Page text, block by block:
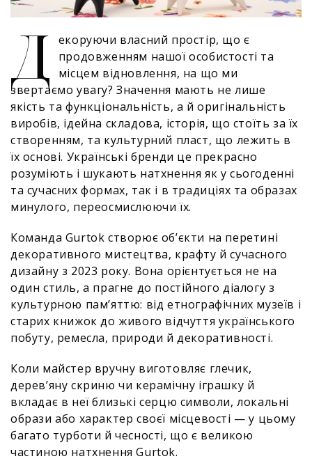
Д екоруючи власний простір, що є
продовженням нашої особистості та
місцем відновлення, на що ми
звертаємо увагу? Значення мають не лише
якість та функціональність, а й оригінальність
виробів, ідейна складова, історія, що стоїть за їх
створенням, та культурний пласт, що лежить в
їх основі. Українські бренди це прекрасно
розуміють і шукають натхнення як у сьогоденні
та сучасних формах, так і в традиціях та образах
минулого, переосмислюючи їх.
Команда Gurtok створює об’єкти на перетині
декоративного мистецтва, крафту й сучасного
дизайну з 2023 року. Вона орієнтується не на
один стиль, а прагне до постійного діалогу з
культурною пам’яттю: від етнографічних музеїв і
старих книжок до живого відчуття українського
побуту, ремесла, природи й декоративності.
Коли майстер вручну виготовляє глечик,
дерев’яну скриню чи керамічну іграшку й
вкладає в неї близькі серцю символи, локальні
образи або характер своєї місцевості — у цьому
багато турботи й чесності, що є великою
частиною натхнення Gurtok.